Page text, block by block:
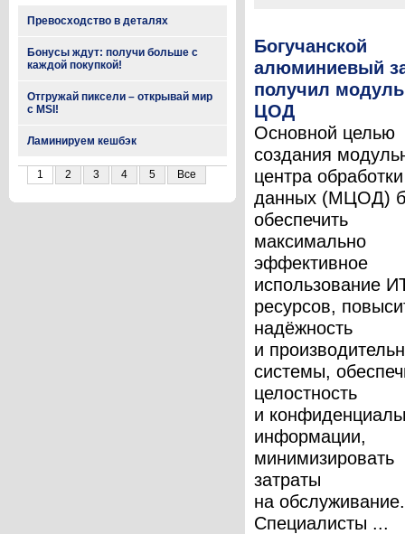
Превосходство в деталях
Бонусы ждут: получи больше с
каждой покупкой!
Отгружай пиксели – открывай мир
с MSI!
Ламинируем кешбэк
1 2 3 4 5 Все
Богучанской
алюминиевый
получил
ЦОД
Основной целью
создания
центра обработки
данных (МЦОД)
обеспечить
максимально
эффективное
использование
ресурсов,
надёжность
и
системы,
целостность
и
информации,
минимизировать
затраты
на обслуживание.
Специалисты ...